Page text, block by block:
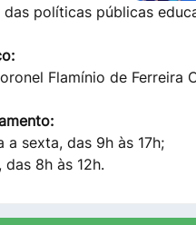
das políticas públicas
Flamínio de Ferreira
a sexta, das 9h às 17h;
das 8h às 12h.